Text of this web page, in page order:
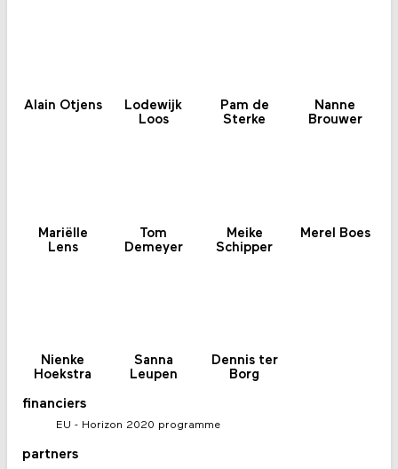
Alain Otjens
Lodewijk
Loos
Pam de
Sterke
Nanne
Brouwer
Mariëlle
Lens
Tom
Demeyer
Meike
Schipper
Merel Boes
Nienke
Hoekstra
Sanna
Leupen
Dennis ter
Borg
financiers
EU - Horizon 2020 programme
partners